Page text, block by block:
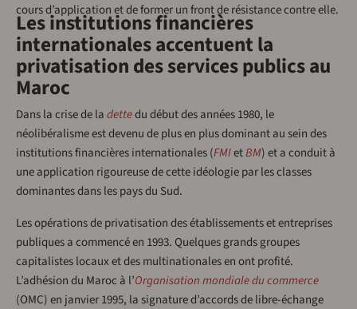
cours d’application et de former un front de résistance contre elle.
Les institutions financières
internationales accentuent la
privatisation des services publics au
Maroc
Dans la crise de ladettedu début des années 1980, le
néolibéralisme est devenu de plus en plus dominant au sein des
institutions financières internationales (FMIetBM) et a conduit à
une application rigoureuse de cette idéologie par les classes
dominantes dans les pays du Sud.
Les opérations de privatisation des établissements et entreprises
publiques a commencé en 1993. Quelques grands groupes
capitalistes locaux et des multinationales en ont profité.
L’adhésion du Maroc à l’Organisation mondiale du commerce
(OMC) en janvier 1995, la signature d’accords de libre-échange